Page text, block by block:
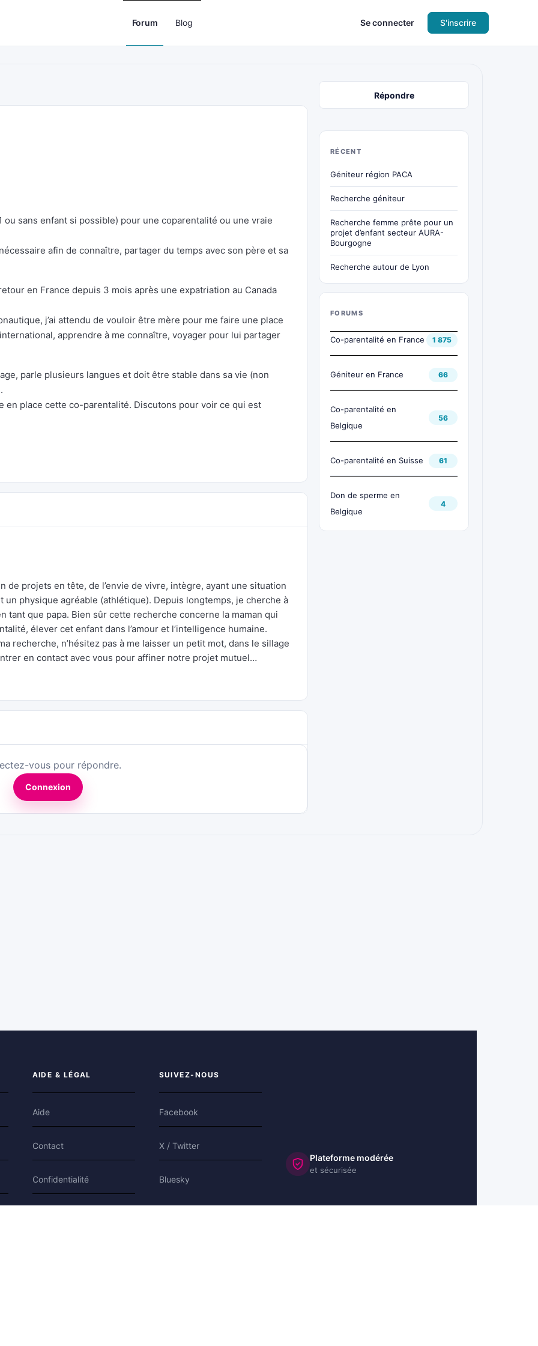
Forum Blog Se connecter S'inscrire
sans enfant si possible) pour une coparentalité ou une vraie
afin de connaître, partager du temps avec son père et sa
en France depuis 3 mois après une expatriation au Canada
j’ai attendu de vouloir être mère pour me faire une place
apprendre à me connaître, voyager pour lui partager
parle plusieurs langues et doit être stable dans sa vie (non
en place cette co-parentalité. Discutons pour voir ce qui est
de projets en tête, de l’envie de vivre, intègre, ayant une situation
physique agréable (athlétique). Depuis longtemps, je cherche à
tant que papa. Bien sûr cette recherche concerne la maman qui
élever cet enfant dans l’amour et l’intelligence humaine.
recherche, n’hésitez pas à me laisser un petit mot, dans le sillage
en contact avec vous pour affiner notre projet mutuel…
vous pour répondre.
Connexion
Répondre
RÉCENT
Géniteur région PACA
Recherche géniteur
Recherche femme prête pour un
projet d’enfant secteur AURA-
Bourgogne
Recherche autour de Lyon
FORUMS
Co-parentalité en France 1 875
Géniteur en France 66
Co-parentalité en
Belgique
56
Co-parentalité en Suisse 61
Don de sperme en
Belgique
4
AIDE & LÉGAL
Aide
Contact
Confidentialité
SUIVEZ-NOUS
Facebook
X / Twitter
Bluesky
Plateforme modérée
et sécurisée